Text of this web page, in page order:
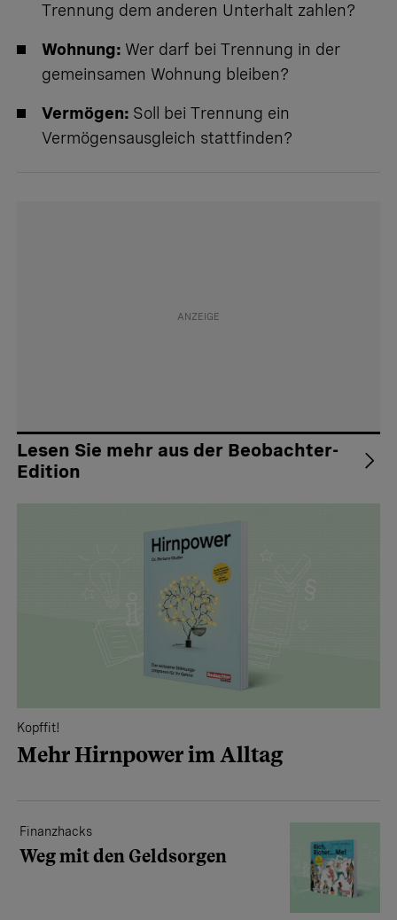
Trennung dem anderen Unterhalt zahlen?
Wohnung: Wer darf bei Trennung in der
gemeinsamen Wohnung bleiben?
Vermögen: Soll bei Trennung ein
Vermögensausgleich stattfinden?
Lesen Sie mehr aus der Beobachter-
Edition
Kopffit!
Mehr Hirnpower im Alltag
Finanzhacks
Weg mit den Geldsorgen